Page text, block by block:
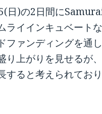
日)の2日間に
ライインキュベート
ファンディングを通し
り上がりを見せるが
すると考えられてお